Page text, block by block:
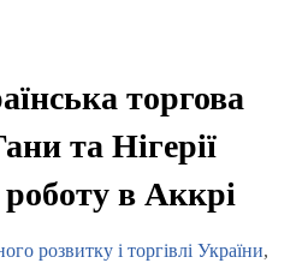
торгова
та Нігерії
в Аккрі
розвитку і торгівлі України,